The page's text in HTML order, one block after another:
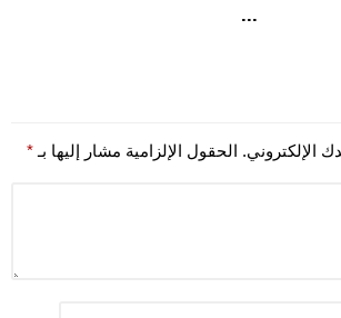
...
الإلكتروني. الحقول الإلزامية مشار إليها بـ *